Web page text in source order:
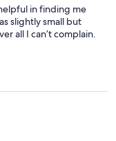
in finding me
slightly small but
all I can’t complain.